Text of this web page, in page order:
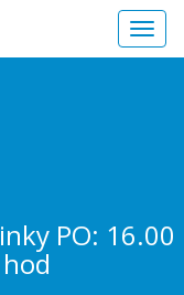
PO: 16.00